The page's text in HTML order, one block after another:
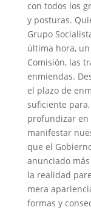
con todos los
y posturas.
Grupo
última hora,
Comisión, las
enmiendas.
el plazo de
suficiente
profundizar en
manifestar
que el
anunciado
la realidad
mera
formas y